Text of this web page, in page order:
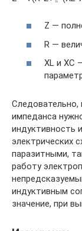
Z —
R —
XL и XC
Следовательно,
импеданса
индуктивность
электрических
паразитными,
работу
индуктивным
значение, при